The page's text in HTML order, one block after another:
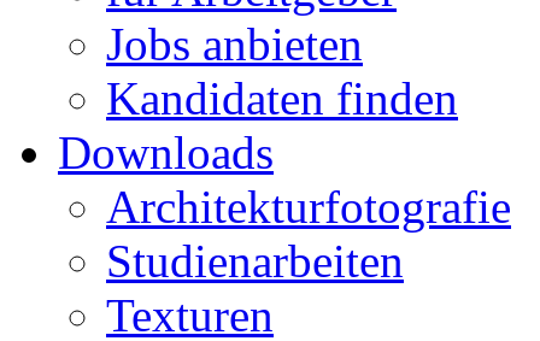
Jobs anbieten
Kandidaten finden
Downloads
Architekturfotografie
Studienarbeiten
Texturen